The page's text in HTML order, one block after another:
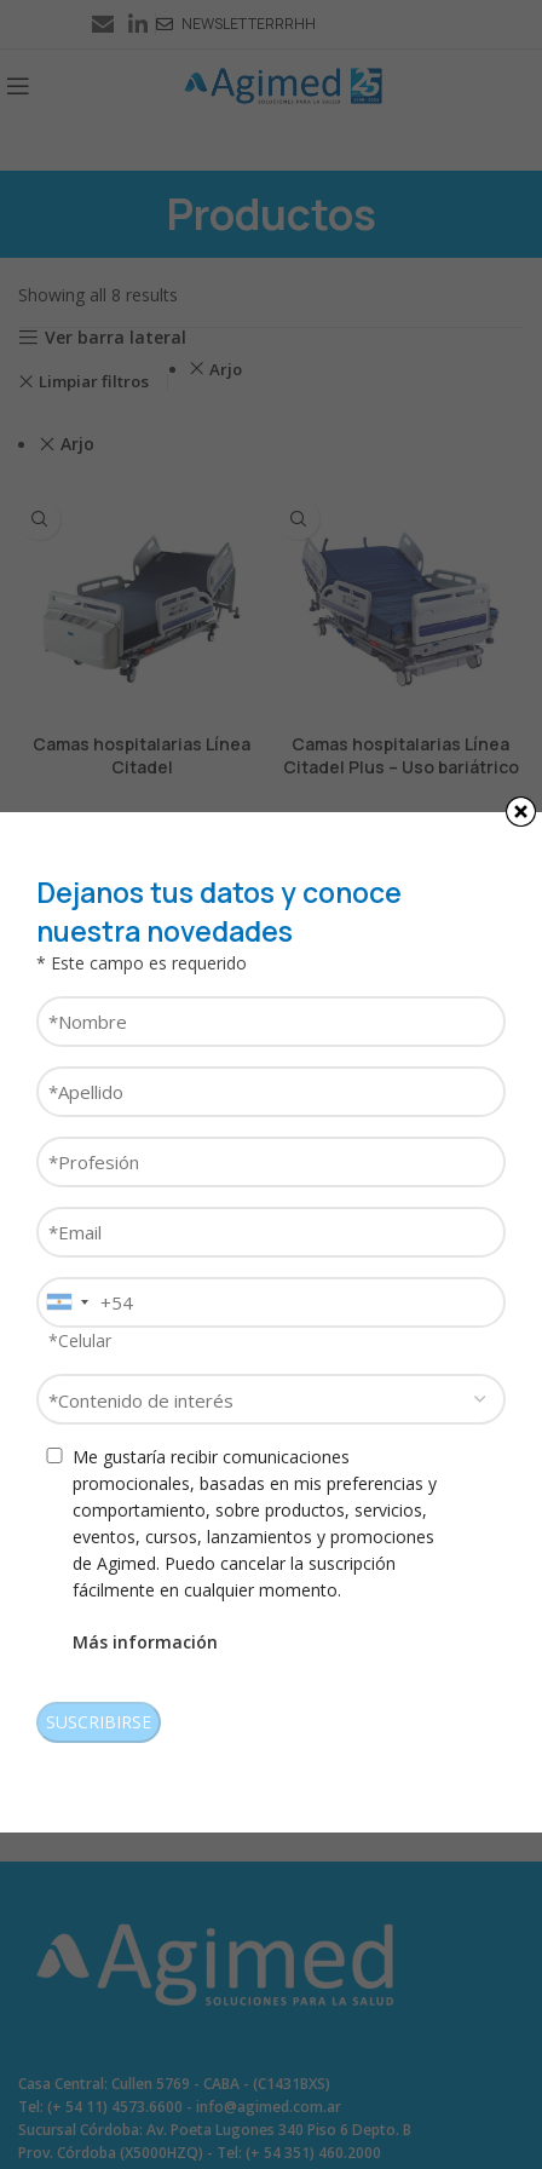
NEWSLETTERRRHH
Productos
Showing all 8 results
Ver barra lateral
Limpiar filtros
Arjo
Arjo
Camas hospitalarias Línea
Citadel
Camas hospitalarias Línea
Citadel Plus – Uso bariátrico
Camas hospitalarias Línea
Enterprise
Camas hospitalarias Línea
Camillas traslado de
Paciente Línea LifeGuard
Flowtron ACS900 – Sistema
de compresión uniforme y
Casa Central: Cullen 5769 - CABA - (C1431BXS)
Tel: (+ 54 11) 4573.6600 - info@agimed.com.ar
Sucursal Córdoba: Av. Poeta Lugones 340 Piso 6 Depto. B
Prov. Córdoba (X5000HZQ) - Tel: (+ 54 351) 460.2000
Dejanos tus datos y conoce
nuestra novedades
* Este campo es requerido
Nombre
*
Apellido
*
Profesión
*
Email
*
Teléfono
*
*Celular
Contenido
de
interés
Consentimiento
Me gustaría recibir comunicaciones
promocionales, basadas en mis preferencias y
comportamiento, sobre productos, servicios,
eventos, cursos, lanzamientos y promociones
de Agimed. Puedo cancelar la suscripción
fácilmente en cualquier momento.
Más información